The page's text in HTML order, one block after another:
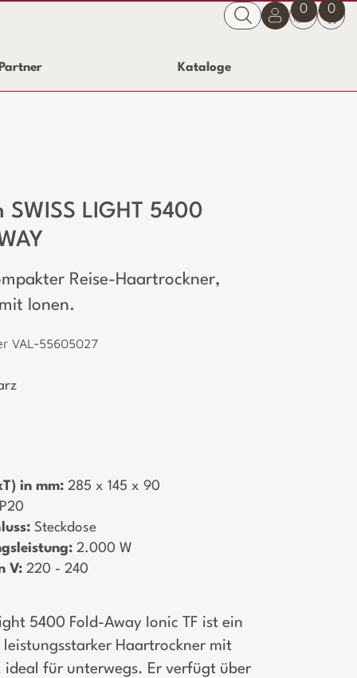
0 0
Kataloge
SWISS LIGHT 5400
Reise-Haartrockner,
Ionen.
VAL-55605027
in mm: ­ 285 x 145 x 90
­ Steckdose
­ 2.000 W
V: ­ 220 - 240
5400 Fold-Away Ionic TF ist ein
Haartrockner mit
für unterwegs. Er verfügt über